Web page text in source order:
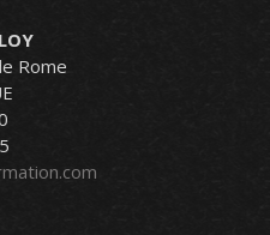
Rome